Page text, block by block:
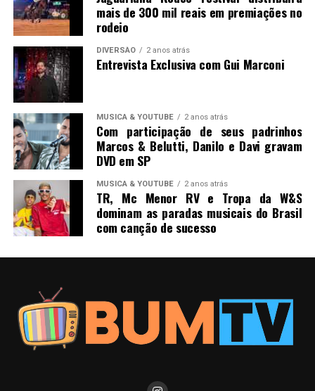
mais de 300 mil reais em premiações no
rodeio
DIVERSÃO 2 anos atrás
Entrevista Exclusiva com Gui Marconi
MUSICA & YOUTUBE 2 anos atrás
Com participação de seus padrinhos
Marcos & Belutti, Danilo e Davi gravam
DVD em SP
MUSICA & YOUTUBE 2 anos atrás
TR, Mc Menor RV e Tropa da W&S
dominam as paradas musicais do Brasil
com canção de sucesso